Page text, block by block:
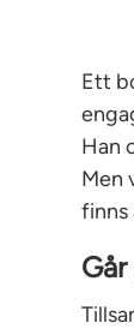
Ett
Han
Men
finns